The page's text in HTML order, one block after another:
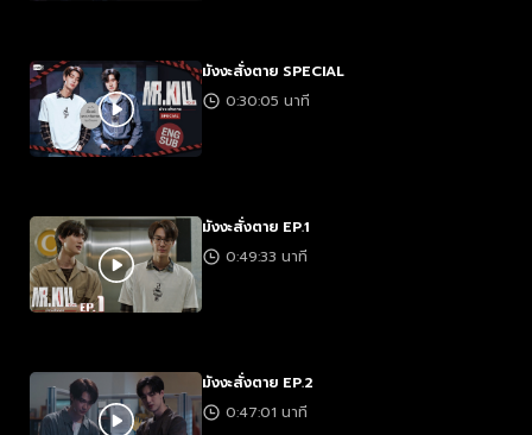
มังงะสั่งตาย SPECIAL
0:30:05 นาที
มังงะสั่งตาย EP.1
0:49:33 นาที
มังงะสั่งตาย EP.2
0:47:01 นาที